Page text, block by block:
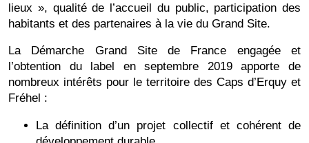
lieux », qualité de l’accueil du public, participation des
habitants et des partenaires à la vie du Grand Site.
La Démarche Grand Site de France engagée et
l’obtention du label en septembre 2019 apporte de
nombreux intérêts pour le territoire des Caps d’Erquy et
Fréhel :
La définition d’un projet collectif et cohérent de